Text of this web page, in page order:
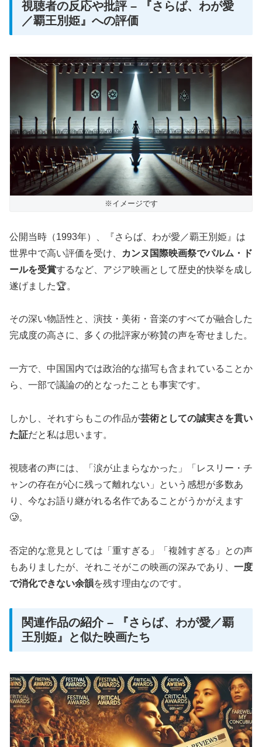
視聴者の反応や批評 – 『さらば、わが愛
／覇王別姫』への評価
※イメージです
公開当時（1993年）、『さらば、わが愛／覇王別姫』は
世界中で高い評価を受け、
カンヌ国際映画祭でパルム・ド
ールを受賞するなど、アジア映画として歴史的快挙を成し
遂げました🏆。
その深い物語性と、演技・美術・音楽のすべてが融合した
完成度の高さに、多くの批評家が称賛の声を寄せました。
一方で、中国国内では政治的な描写も含まれていることか
ら、一部で議論の的となったことも事実です。
しかし、それすらもこの作品が芸術としての誠実さを貫い
た証だと私は思います。
視聴者の声には、「涙が止まらなかった」「レスリー・チ
ャンの存在が心に残って離れない」という感想が多数あ
り、今なお語り継がれる名作であることがうかがえます
🥲。
否定的な意見としては「重すぎる」「複雑すぎる」との声
もありましたが、それこそがこの映画の深みであり、 一度
で消化できない余韻を残す理由なのです。
関連作品の紹介 – 『さらば、わが愛／覇
王別姫』と似た映画たち